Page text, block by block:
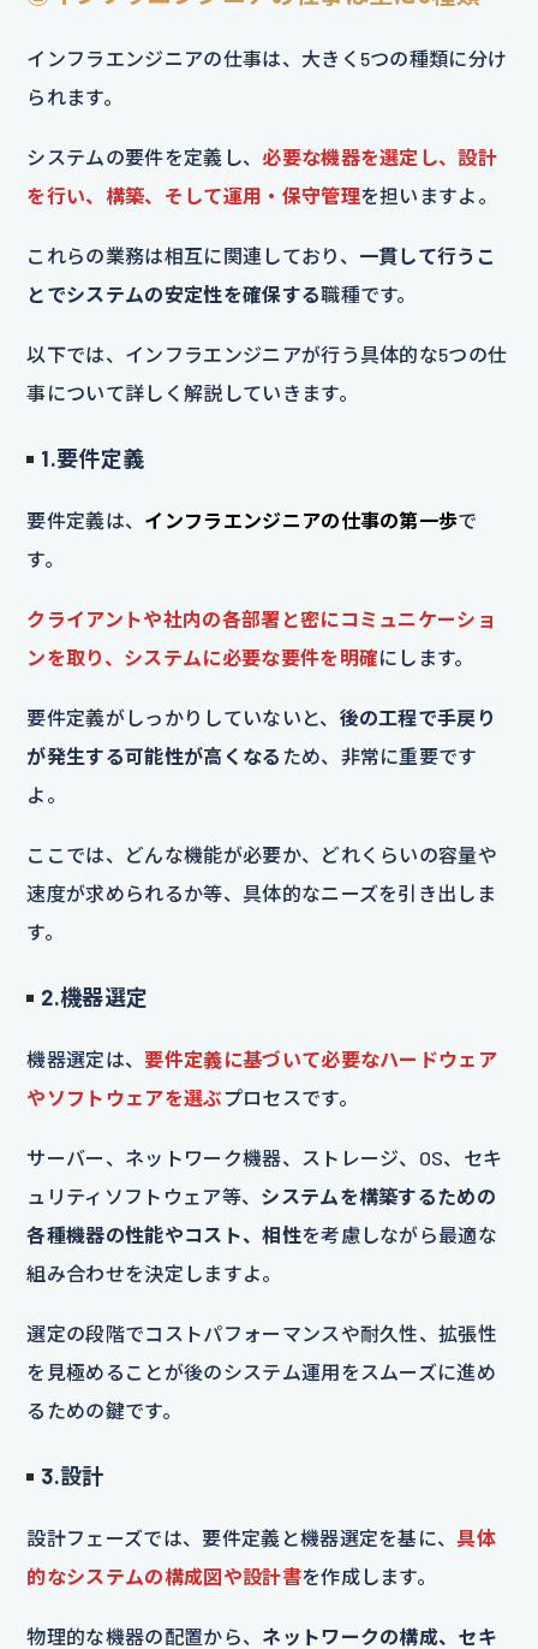
インフラエンジニアの仕事は、大きく5つの種類に分け
られます。
システムの要件を定義し、 必要な機器を選定し、設計
を行い、構築、そして運用・保守管理を担いますよ。
これらの業務は相互に関連しており、 一貫して行うこ
とでシステムの安定性を確保する職種です。
以下では、インフラエンジニアが行う具体的な5つの仕
事について詳しく解説していきます。
1.要件定義
要件定義は、 インフラエンジニアの仕事の第一歩で
す。
クライアントや社内の各部署と密にコミュニケーショ
ンを取り、システムに必要な要件を明確にします。
要件定義がしっかりしていないと、 後の工程で手戻り
が発生する可能性が高くなる ため、非常に重要です
よ。
ここでは、どんな機能が必要か、どれくらいの容量や
速度が求められるか等、具体的なニーズを引き出しま
す。
2.機器選定
機器選定は、 要件定義に基づいて必要なハードウェア
やソフトウェアを選ぶ プロセスです。
サーバー、ネットワーク機器、ストレージ、OS、セキ
ュリティソフトウェア等、 システムを構築するための
各種機器の性能やコスト、相性を考慮しながら最適な
組み合わせを決定しますよ。
選定の段階でコストパフォーマンスや耐久性、拡張性
を見極めることが後のシステム運用をスムーズに進め
るための鍵です。
3.設計
設計フェーズでは、要件定義と機器選定を基に、具体
的なシステムの構成図や設計書を作成します。
物理的な機器の配置から、 ネットワークの構成、セキ